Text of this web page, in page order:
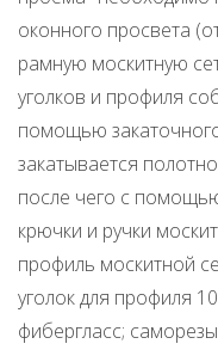
оконного просвета
рамную москитную
уголков и профиля
помощью
закатывается
после чего с
крючки и ручки
профиль москитной
уголок для профиля
фибергласс;